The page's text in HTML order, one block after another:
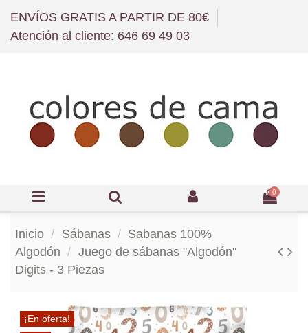
ENVÍOS GRATIS A PARTIR DE 80€
Atención al cliente: 646 69 49 03
0
Inicio Sábanas
Sabanas 100%
Algodón
Juego de sábanas "Algodón"
Digits - 3 Piezas
¡En oferta!